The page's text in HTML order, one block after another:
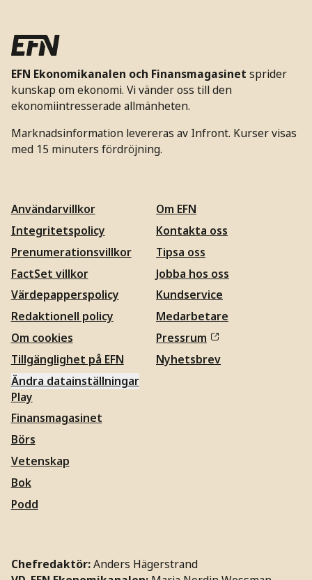
EFN Ekonomikanalen och Finansmagasinet sprider
kunskap om ekonomi. Vi vänder oss till den
ekonomiintresserade allmänheten.
Marknadsinformation levereras av Infront. Kurser visas
med 15 minuters fördröjning.
Användarvillkor
Integritetspolicy
Prenumerationsvillkor
FactSet villkor
Värdepapperspolicy
Redaktionell policy
Om cookies
Tillgänglighet på EFN
Ändra datainställningar
Om EFN
Kontakta oss
Tipsa oss
Jobba hos oss
Kundservice
Medarbetare
Pressrum
Nyhetsbrev
Play
Finansmagasinet
Börs
Vetenskap
Bok
Podd
Chefredaktör:Anders Hägerstrand